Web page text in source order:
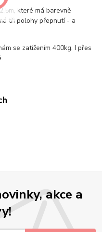
které má barevně
tři polohy přepnutí - a
se zatížením 400kg. I přes
akce a